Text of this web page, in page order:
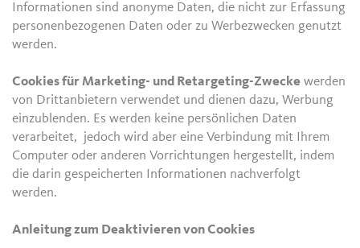
Informationen sind anonyme Daten, die nicht zur Erfassung
personenbezogenen Daten oder zu Werbezwecken genutzt
werden.
Cookies für Marketing- und Retargeting-Zwecke werden
von Drittanbietern verwendet und dienen dazu, Werbung
einzublenden. Es werden keine persönlichen Daten
verarbeitet, jedoch wird aber eine Verbindung mit Ihrem
Computer oder anderen Vorrichtungen hergestellt, indem
die darin gespeicherten Informationen nachverfolgt
werden.
Anleitung zum Deaktivieren von Cookies